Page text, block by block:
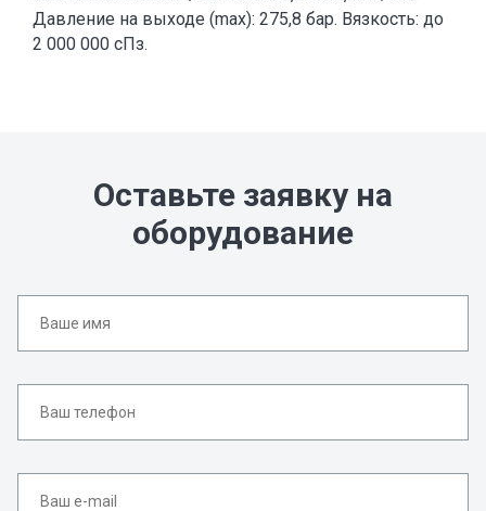
Давление на выходе (max): 275,8 бар. Вязкость: до
2 000 000 сПз.
Оставьте заявку на
оборудование